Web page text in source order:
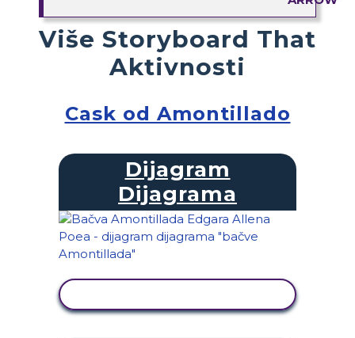
Više Storyboard That
Aktivnosti
Cask od Amontillado
Dijagram
Dijagrama